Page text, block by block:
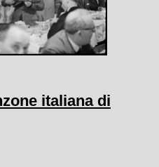
italiana di